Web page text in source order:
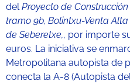
del Proyecto de
tramo 9b, Bolintxu-Venta
de Seberetxe,, por importe
euros. La iniciativa se
Metropolitana autopista de
conecta la A-8 (Autopista